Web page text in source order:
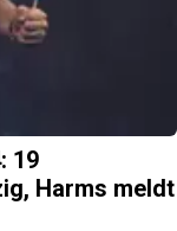
19
Harms meldt